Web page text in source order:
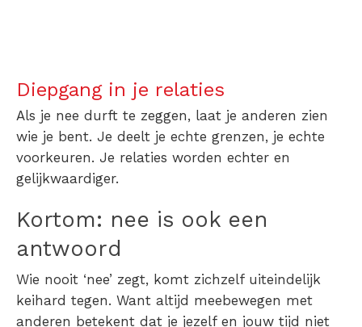
Diepgang in je relaties
Als je nee durft te zeggen, laat je anderen zien
wie je bent. Je deelt je echte grenzen, je echte
voorkeuren. Je relaties worden echter en
gelijkwaardiger.
Kortom: nee is ook een
antwoord
Wie nooit ‘nee’ zegt, komt zichzelf uiteindelijk
keihard tegen. Want altijd meebewegen met
anderen betekent dat je jezelf en jouw tijd niet